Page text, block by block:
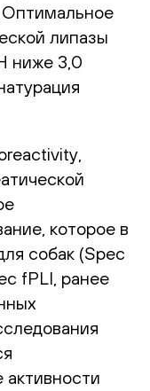
Оптимальное
липазы
ниже 3,0
которое в
собак (Spec
fPLI, ранее